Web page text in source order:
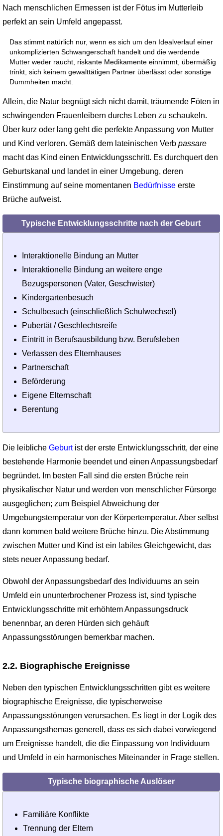
Nach menschlichen Ermessen ist der Fötus im Mutterleib
perfekt an sein Umfeld angepasst.
Das stimmt natürlich nur, wenn es sich um den Idealverlauf einer
unkomplizierten Schwangerschaft handelt und die werdende
Mutter weder raucht, riskante Medikamente einnimmt, übermäßig
trinkt, sich keinem gewalttätigen Partner überlässt oder sonstige
Dummheiten macht.
Allein, die Natur begnügt sich nicht damit, träumende Föten in
schwingenden Frauenleibern durchs Leben zu schaukeln.
Über kurz oder lang geht die perfekte Anpassung von Mutter
und Kind verloren. Gemäß dem lateinischen Verb passare
macht das Kind einen Entwicklungsschritt. Es durchquert den
Geburtskanal und landet in einer Umgebung, deren
Einstimmung auf seine momentanen Bedürfnisseerste
Brüche aufweist.
Typische Entwicklungsschritte nach der Geburt
Interaktionelle Bindung an Mutter
Interaktionelle Bindung an weitere enge
Bezugspersonen (Vater, Geschwister)
Kindergartenbesuch
Schulbesuch (einschließlich Schulwechsel)
Pubertät / Geschlechtsreife
Eintritt in Berufsausbildung bzw. Berufsleben
Verlassen des Elternhauses
Partnerschaft
Beförderung
Eigene Elternschaft
Berentung
Die leibliche Geburtist der erste Entwicklungsschritt, der eine
bestehende Harmonie beendet und einen Anpassungs­bedarf
begründet. Im besten Fall sind die ersten Brüche rein
physikalischer Natur und werden von menschlicher Fürsorge
ausgeglichen; zum Beispiel Abweichung der
Umgebungstem­peratur von der Körpertemperatur. Aber selbst
dann kommen bald weitere Brüche hinzu. Die Abstimmung
zwischen Mutter und Kind ist ein labiles Gleichgewicht, das
stets neuer Anpassung bedarf.
Obwohl der Anpassungsbedarf des Individuums an sein
Umfeld ein ununterbrochener Prozess ist, sind typische
Entwicklungsschritte mit erhöhtem Anpassungsdruck
benennbar, an deren Hürden sich gehäuft
Anpassungsstörungen bemerkbar machen.
2.2. Biographische Ereignisse
Neben den typischen Entwicklungsschritten gibt es weitere
biographische Ereignisse, die typischerweise
Anpassungsstörungen verursachen. Es liegt in der Logik des
Anpassungsthemas generell, dass es sich dabei vorwiegend
um Ereignisse handelt, die die Einpassung von Individuum
und Umfeld in ein harmonisches Miteinander in Frage stellen.
Typische biographische Auslöser
Familiäre Konflikte
Trennung der Eltern